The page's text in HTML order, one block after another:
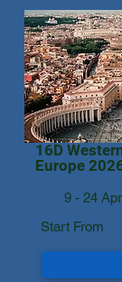
Start From
16D
Europe
9 - 24